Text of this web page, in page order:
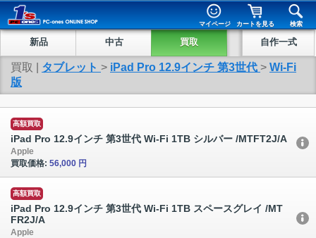
マイページ カートを見る 検索
新品 中古 買取 自作一式
買取 | タブレット > iPad Pro 12.9インチ 第3世代 > Wi-Fi
版
高額買取
iPad Pro 12.9インチ 第3世代 Wi-Fi 1TB シルバー /MTFT2J/A
Apple
買取価格: 56,000 円
高額買取
iPad Pro 12.9インチ 第3世代 Wi-Fi 1TB スペースグレイ /MT
FR2J/A
Apple